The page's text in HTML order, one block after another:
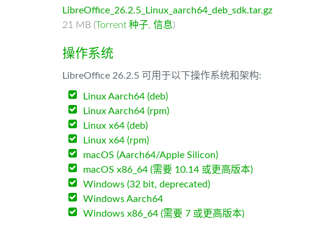
LibreOffice_26.2.5_Linux_aarch64_deb_sdk.tar.gz
21 MB (Torrent 种子, 信息)
操作系统
LibreOffice 26.2.5 可用于以下操作系统和架构:
Linux Aarch64 (deb)
Linux Aarch64 (rpm)
Linux x64 (deb)
Linux x64 (rpm)
macOS (Aarch64/Apple Silicon)
macOS x86_64 (需要 10.14 或更高版本)
Windows (32 bit, deprecated)
Windows Aarch64
Windows x86_64 (需要 7 或更高版本)